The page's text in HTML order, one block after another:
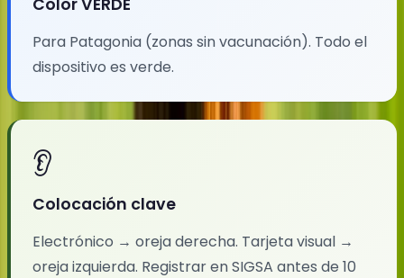
Para Patagonia (zonas sin vacunación). Todo el
dispositivo es verde.
👂
Colocación clave
Electrónico → oreja derecha. Tarjeta visual →
oreja izquierda. Registrar en SIGSA antes de 10